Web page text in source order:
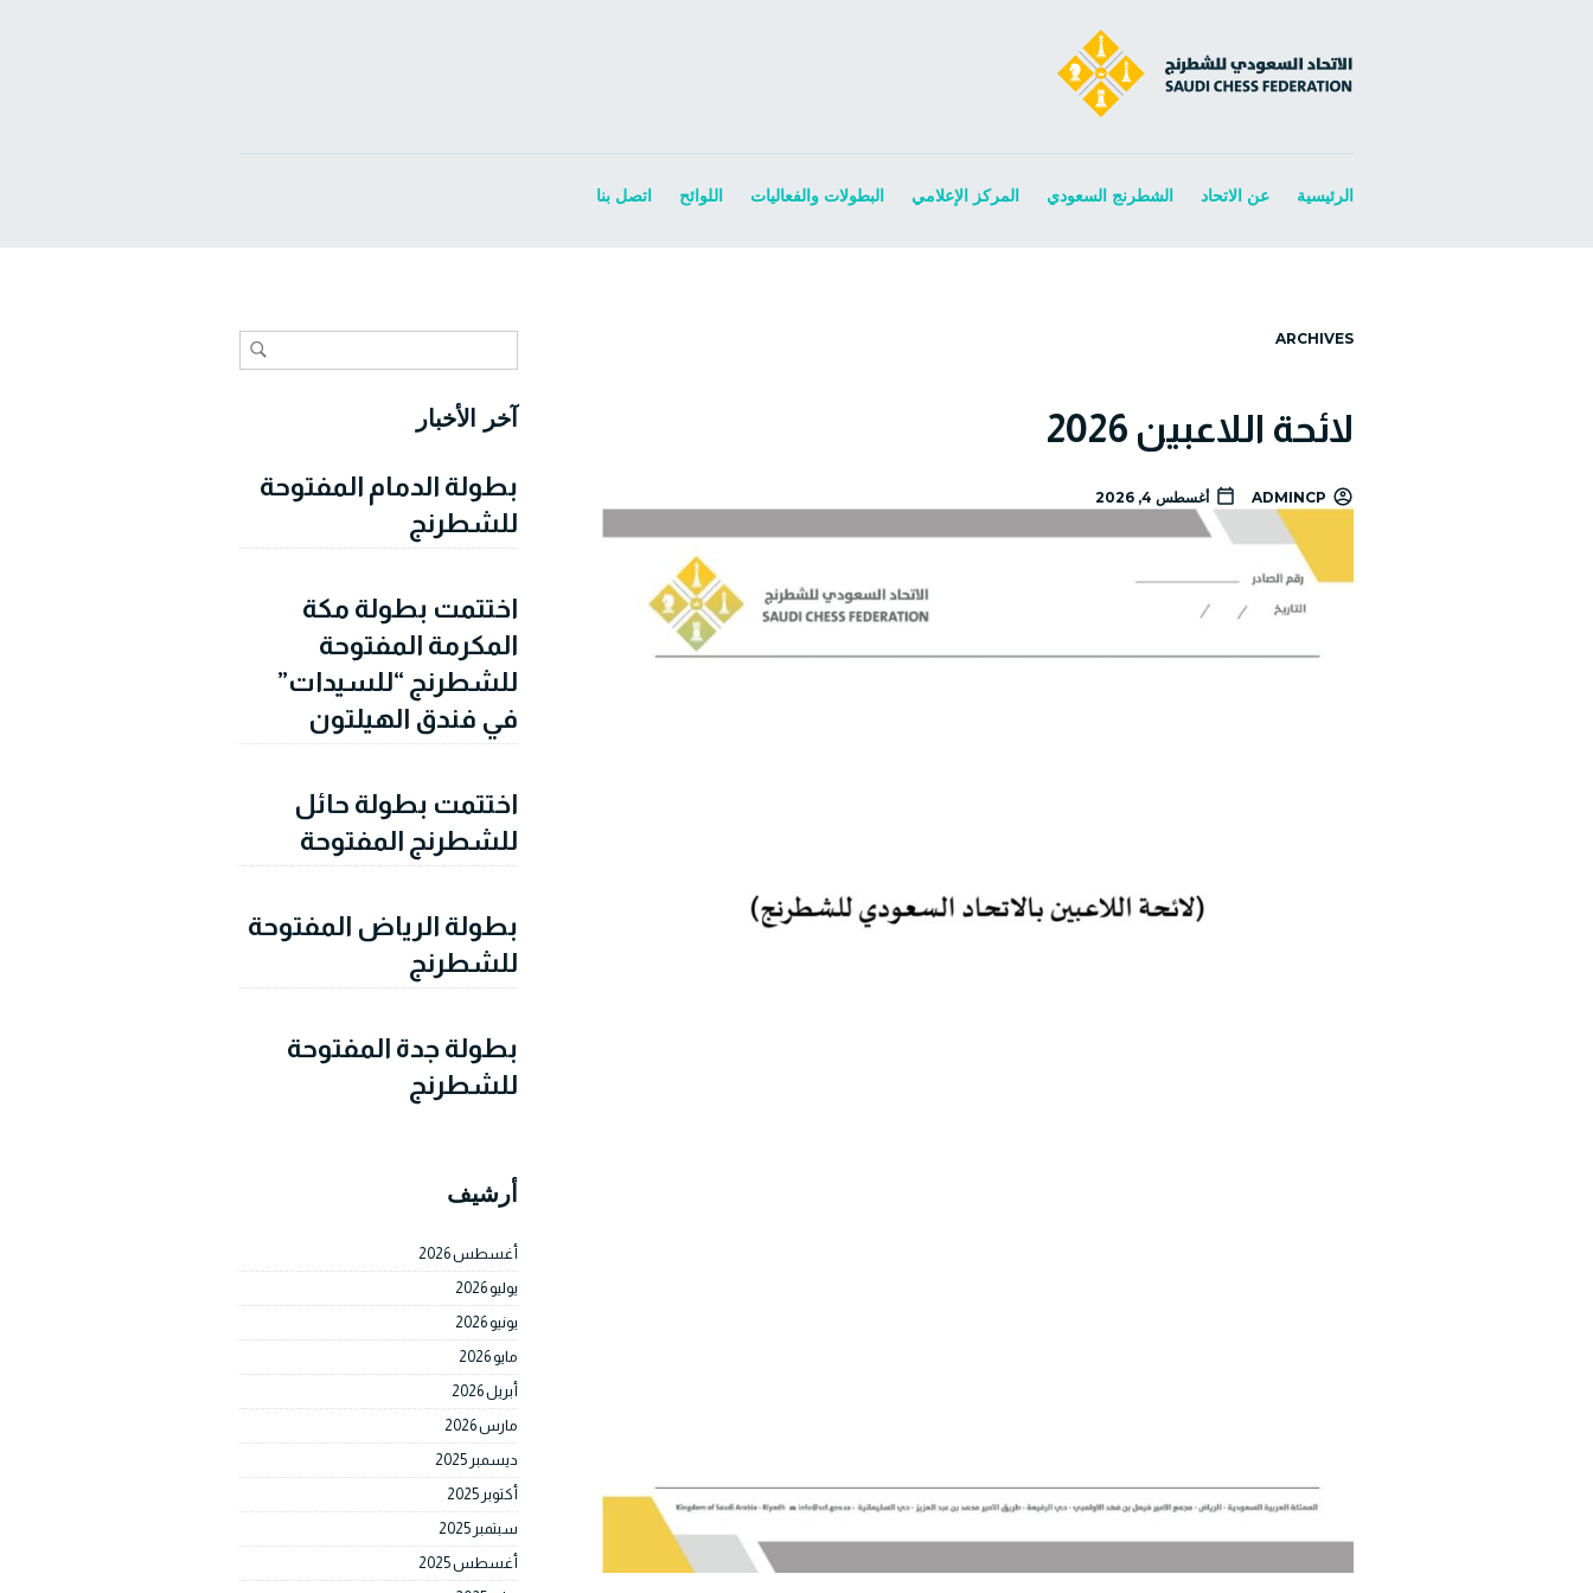
الرئيسية عن الاتحاد الشطرنج السعودي المركز الإعلامي البطولات والفعاليات اللوائح اتصل بنا
ARCHIVES
لائحة اللاعبين 2026
ADMINCP أغسطس 4, 2026
آخر الأخبار
بطولة الدمام المفتوحة
للشطرنج
اختتمت بطولة مكة
المكرمة المفتوحة
للشطرنج “للسيدات”
في فندق الهيلتون
اختتمت بطولة حائل
للشطرنج المفتوحة
بطولة الرياض المفتوحة
للشطرنج
بطولة جدة المفتوحة
للشطرنج
أرشيف
أغسطس 2026
يوليو 2026
يونيو 2026
مايو 2026
أبريل 2026
مارس 2026
ديسمبر 2025
أكتوبر 2025
سبتمبر 2025
أغسطس 2025